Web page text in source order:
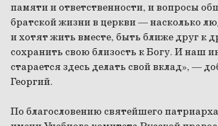
памяти и ответственности, и вопросы
братской жизни в церкви — насколько
и хотят жить вместе, быть ближе друг к
сохранить свою близость к Богу. И наш
старается здесь делать свой вклад», —
Георгий.
По благословению святейшего